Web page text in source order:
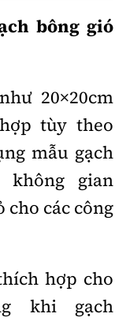
bông gió
20×20cm
tùy theo
mẫu gạch
gian
cho các công
hợp cho
khi gạch